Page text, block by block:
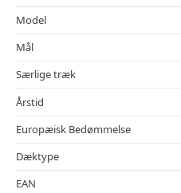
Model
Mål
Særlige træk
Årstid
Europæisk Bedømmelse
Dæktype
EAN